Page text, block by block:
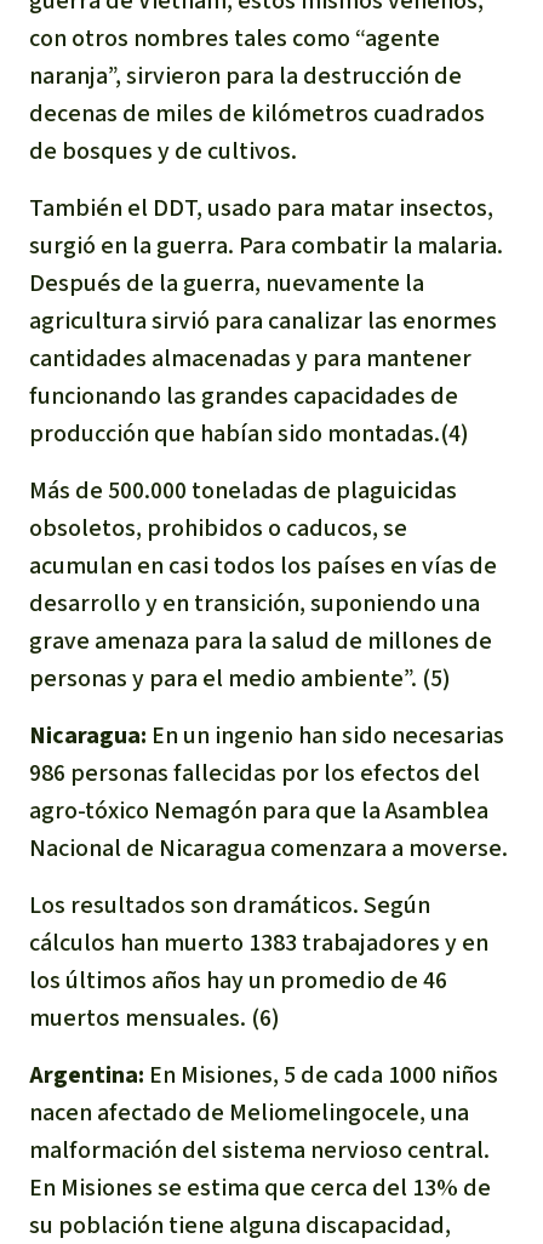
con otros nombres tales como “agente
naranja”, sirvieron para la destrucción de
decenas de miles de kilómetros cuadrados
de bosques y de cultivos.
También el DDT, usado para matar insectos,
surgió en la guerra. Para combatir la malaria.
Después de la guerra, nuevamente la
agricultura sirvió para canalizar las enormes
cantidades almacenadas y para mantener
funcionando las grandes capacidades de
producción que habían sido montadas.(4)
Más de 500.000 toneladas de plaguicidas
obsoletos, prohibidos o caducos, se
acumulan en casi todos los países en vías de
desarrollo y en transición, suponiendo una
grave amenaza para la salud de millones de
personas y para el medio ambiente”. (5)
Nicaragua: En un ingenio han sido necesarias
986 personas fallecidas por los efectos del
agro-tóxico Nemagón para que la Asamblea
Nacional de Nicaragua comenzara a moverse.
Los resultados son dramáticos. Según
cálculos han muerto 1383 trabajadores y en
los últimos años hay un promedio de 46
muertos mensuales. (6)
Argentina: En Misiones, 5 de cada 1000 niños
nacen afectado de Meliomelingocele, una
malformación del sistema nervioso central.
En Misiones se estima que cerca del 13% de
su población tiene alguna discapacidad,